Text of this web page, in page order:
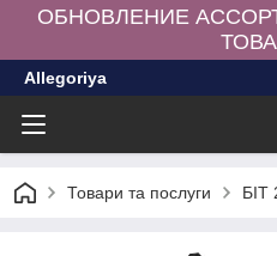
ОБНОВЛЕНИЕ
Allegoriya
Товари та послуги БІТ